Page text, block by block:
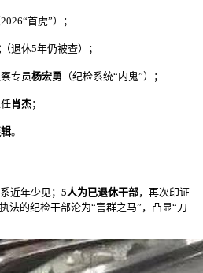
2026“首虎”）；
（退休5年仍被查）；
专员杨宏勇 （纪检系统“内鬼”）；
肖杰；
。
近年少见； 5人为已退休干部，再次印证
法的纪检干部沦为“害群之马”，凸显“刀